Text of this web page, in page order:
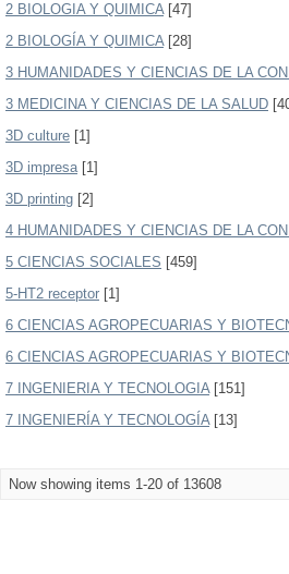
2 BIOLOGIA Y QUIMICA[47]
2 BIOLOGÍA Y QUIMICA[28]
3 HUMANIDADES Y CIENCIAS DE LA
3 MEDICINA Y CIENCIAS DE LA SALUD
3D culture [1]
3D impresa[1]
3D printing [2]
4 HUMANIDADES Y CIENCIAS DE LA
5 CIENCIAS SOCIALES [459]
5-HT2 receptor [1]
6 CIENCIAS AGROPECUARIAS Y
6 CIENCIAS AGROPECUARIAS Y
7 INGENIERIA Y TECNOLOGIA[151]
7 INGENIERÍA Y TECNOLOGÍA[13]
Now showing items 1-20 of 13608